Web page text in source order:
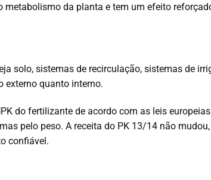
metabolismo da planta e tem um efeito
solo, sistemas de recirculação, sistemas de
externo quanto interno.
do fertilizante de acordo com as leis
pelo peso. A receita do PK 13/14 não
confiável.